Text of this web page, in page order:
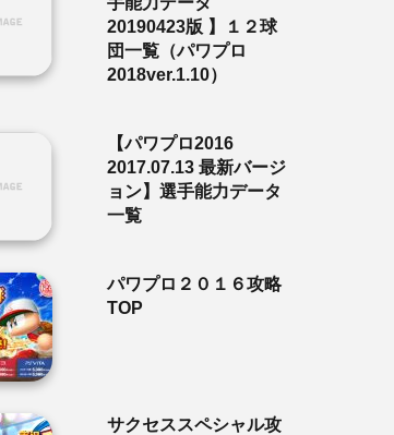
20190423版 】１２球
団一覧（パワプロ
2018ver.1.10）
【パワプロ2016
2017.07.13 最新バージ
ョン】選手能力データ
一覧
パワプロ２０１６攻略
TOP
サクセススペシャル攻